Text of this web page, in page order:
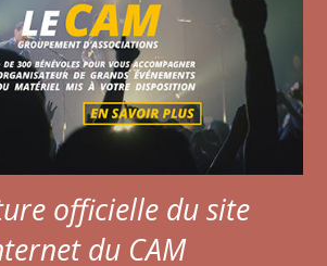
officielle du site
du CAM